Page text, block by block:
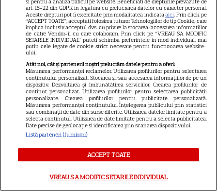
Hathaway revin la revista
Runway
9
VEDETE STRĂINE
Meryl Streep, gest
impresionant pentru Anne
Hathaway și Emily Blunt la
„Diavolul se îmbracă de la
Prada 2”. Ce salarii ar fi primit
actrițele
Tom Holland, decizie radicală
promisiune a făcut actorul
art. 15-22 din GDPR in legatura cu prelucrarea datelor cu caracter personal.
Aceste drepturi pot fi exercitate prin modalitatea indicataaici. Prin click pe
“ACCEPT TOATE”, acceptati folosirea tuturor Tehnologiilor de tip Cookie, care
implica inclusiv acceptul dvs. cu privire la stocarea/accesarea informatiilor
de catre Vendor-ii cu care colaboram. Prin click pe “VREAU SA MODIFIC
SETARILE INDIVIDUAL” puteti schimba preferintele in mod individual, mai
putin cele legate de cookie strict necesare pentru functionarea website-
ului.
Atât noi, cât și partenerii noștri prelucrăm datele pentru a oferi:
Măsurarea performanței reclamelor. Utilizarea profilurilor pentru selectarea
conținutului personalizat. Stocarea și/sau accesarea informațiilor de pe un
dispozitiv. Dezvoltarea și îmbunătățirea serviciilor. Crearea profilurilor de
conținut personalizat. Utilizarea profilurilor pentru selectarea publicității
personalizate. Crearea profilurilor pentru publicitate personalizată.
Măsurarea performanței conținutului. Înțelegerea publicului prin statistici
sau combinații de date din surse diferite. Utilizarea datelor limitate pentru a
selecta conținutul. Utilizarea de date limitate pentru a selecta publicitatea.
Date precise de geolocație și identificarea prin scanarea dispozitivului.
Listă parteneri (furnizori)
ACCEPT TOATE
VREAU SA MODIFIC SETARILE INDIVIDUAL